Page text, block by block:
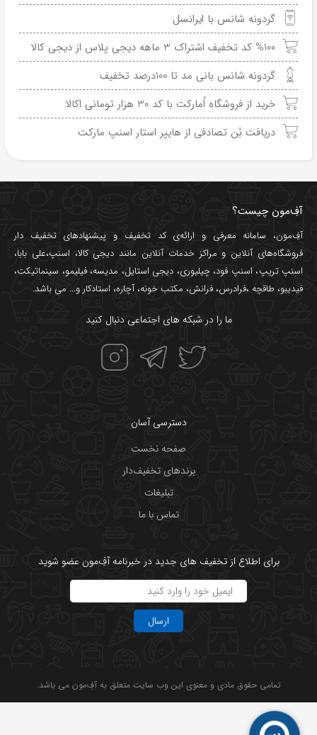
گردونه شانس با ایرانسل
%100 کد تخفیف اشتراک 3 ماهه دیجی پلاس از دیجی کالا
گردونه شانس بانی مد تا 100درصد تخفیف
خرید از فروشگاه اُمارکت با کد 30 هزار تومانی اکالا
دریافت بُن تصادفی از هایپر استار اسنپ مارکت
آفِ‌مون چیست؟
آفِ‌مون، سامانه معرفی و ارائه‌یکد تخفیف و پیشنهادهای تخفیف دار
فروشگاه‌های آنلاین و مراکز خدمات آنلاین مانند دیجی کالا، اسنپ،علی بابا،
اسنپ تریپ، اسنپ فود،چیلیوری، دیجی استایل، مدیسه،فیلیمو، سینماتیکت،
فیدیبو، طاقچه ،فرادرس، فرانش، مکتب خونه،آچاره، استادکار و... می باشد.
ما را در شبکه های اجتماعی دنبال کنید
دسترسی آسان
صفحه نخست
برندهای تخفیف‌دار
تبلیغات
تماس با ما
برای اطلاع از تخفیف های جدید در خبرنامه آفِ‌مون عضو شوید
ارسال
تمامی حقوق مادی و معنوی این وب سایت متعلق به آفِ‌مون می باشد.